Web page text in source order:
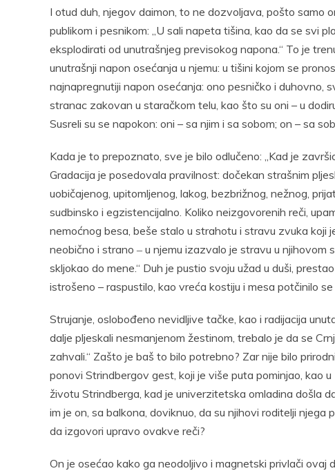
I otud duh, njegov daimon, to ne dozvoljava, pošto samo
publikom i pesnikom: „U sali napeta tišina, kao da se svi
eksplodirati od unutrašnjeg previsokog napona.“ To je
unutrašnji napon osećanja u njemu: u tišini kojom se
najnapregnutiji napon osećanja: ono pesničko i duhovno,
stranac zakovan u staračkom telu, kao što su oni – u
Susreli su se napokon: oni – sa njim i sa sobom; on – sa
Kada je to prepoznato, sve je bilo odlučeno: „Kad je
Gradacija je posedovala pravilnost: dočekan strašnim
uobičajenog, upitomljenog, lakog, bezbrižnog, nežnog,
sudbinsko i egzistencijalno. Koliko neizgovorenih reči,
nemoćnog besa, beše stalo u strahotu i stravu zvuka koji
neobično i strano ‒ u njemu izazvalo je stravu u njihovom
skljokao do mene.“ Duh je pustio svoju užad u duši,
istrošeno – raspustilo, kao vreća kostiju i mesa potčinilo
Strujanje, oslobođeno nevidljive tačke, kao i radijacija
dalje pljeskali nesmanjenom žestinom, trebalo je da se
zahvali.“ Zašto je baš to bilo potrebno? Zar nije bilo
ponovi Strindbergov gest, koji je više puta pominjao, kao
životu Strindberga, kad je univerzitetska omladina došla
im je on, sa balkona, doviknuo, da su njihovi roditelji njega
da izgovori upravo ovakve reči?
On je osećao kako ga neodoljivo i magnetski privlači